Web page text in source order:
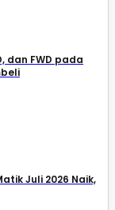
dan FWD pada
Juli 2026 Naik,